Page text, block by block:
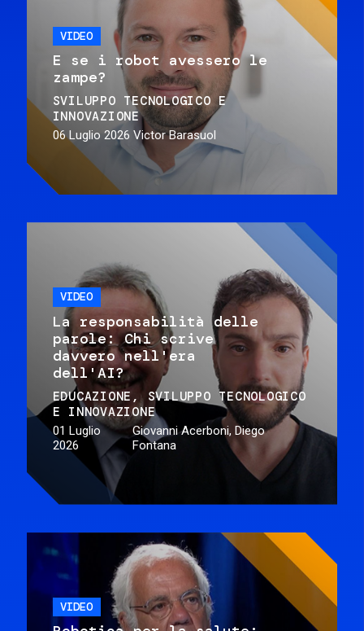
VIDEO
E se i robot avessero le
zampe?
SVILUPPO TECNOLOGICO E
INNOVAZIONE
06 Luglio 2026 Victor Barasuol
VIDEO
La responsabilità delle
parole: Chi scrive
davvero nell'era
dell'AI?
EDUCAZIONE
SVILUPPO TECNOLOGICO
E INNOVAZIONE
01 Luglio
2026
Giovanni Acerboni, Diego
Fontana
VIDEO